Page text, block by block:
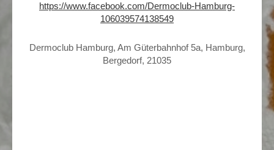
https://www.facebook.com/Dermoclub-Hamburg-
106039574138549
Dermoclub Hamburg, Am Güterbahnhof 5a, Hamburg,
Bergedorf, 21035